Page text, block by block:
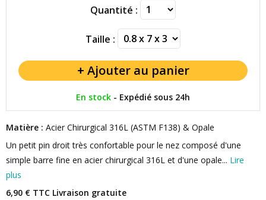
Quantité :
Taille :
En stock - Expédié sous 24h
Matière : Acier Chirurgical 316L (ASTM F138) & Opale
Un petit pin droit très confortable pour le nez composé d'une
simple barre fine en acier chirurgical 316L et d'une opale... Lire
plus
6,90 € TTC Livraison gratuite